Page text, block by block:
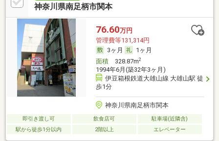
神奈川県南足柄市関本
76.60万円
管理費等131,314円
3ヶ月
1ヶ月
面積328.87m2
1994年6月(築32年3ヶ月)
伊豆箱根鉄道大雄山線 大雄山駅 徒
歩1分
神奈川県南足柄市関本
即引き渡し可 飲食店可
駐車場(近隣含)
駅から徒歩1分以内
2階以上 エレベーター